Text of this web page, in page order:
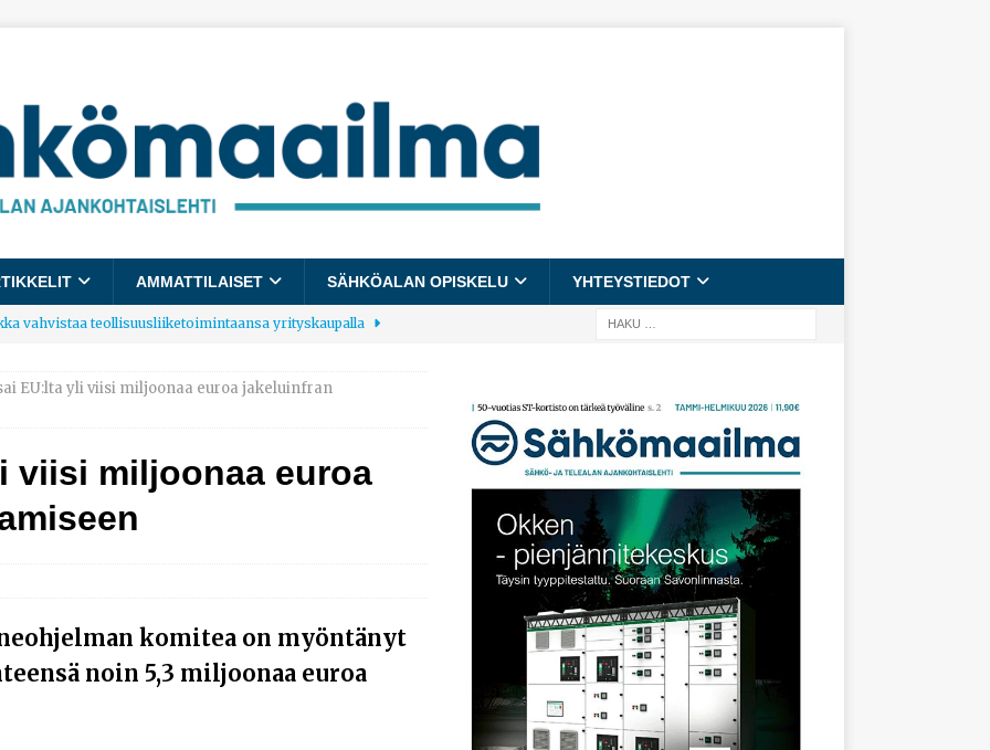
AMMATTILAISET SÄHKÖALAN OPISKELU YHTEYSTIEDOT
vahvistaa teollisuusliiketoimintaansa yrityskaupalla
tulee käyttöön yhteinen kestävyysraportointimalli
Pienet työpaikat saavat parhaat arvosanat
vuosihuolto sisältää useita
AJANKOHTAISTA
toimittaa sähköaseman Kouvolan datakeskukseen
EU:lta yli viisi miljoonaa euroa jakeluinfran
viisi miljoonaa euroa
komitea on myöntänyt
noin 5,3 miljoonaa euroa